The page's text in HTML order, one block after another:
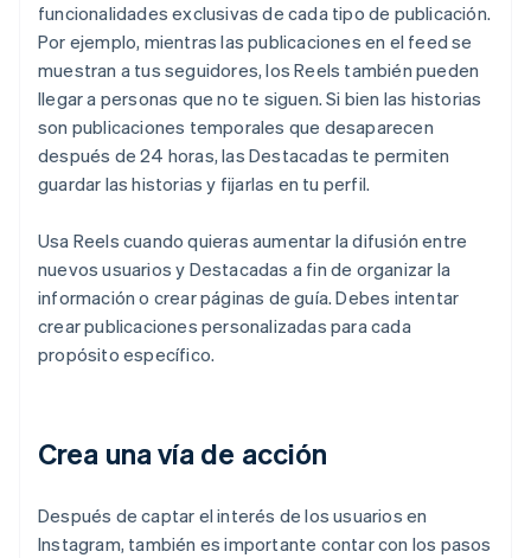
funcionalidades exclusivas de cada tipo de publicación.
Por ejemplo, mientras las publicaciones en el feed se
muestran a tus seguidores, los Reels también pueden
llegar a personas que no te siguen. Si bien las historias
son publicaciones temporales que desaparecen
después de 24 horas, las Destacadas te permiten
guardar las historias y fijarlas en tu perfil.
Usa Reels cuando quieras aumentar la difusión entre
nuevos usuarios y Destacadas a fin de organizar la
información o crear páginas de guía. Debes intentar
crear publicaciones personalizadas para cada
propósito específico.
Crea una vía de acción
Después de captar el interés de los usuarios en
Instagram, también es importante contar con los pasos